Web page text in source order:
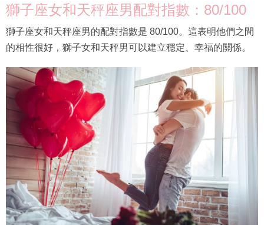
獅子座女和天秤座男配對指數：80/100
獅子座女和天秤座男的配對指數是 80/100。這表明他們之間
的相性很好，獅子女和天秤男可以建立穩定、幸福的關係。